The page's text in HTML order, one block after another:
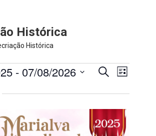
Histórica
Histórica
e
Pesquisar
de
de
Lista
- 07/08/2026